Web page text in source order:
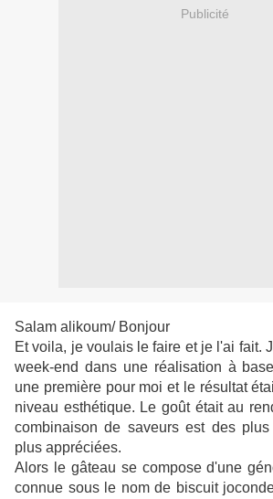
Publicité
Salam alikoum/ Bonjour
Et voila, je voulais le faire et je l'ai fait.
week-end dans une réalisation à
une première pour moi et le résultat
niveau esthétique. Le goût était au
combinaison de saveurs est des
plus appréciées.
Alors le gâteau se compose d'une
connue sous le nom de biscuit